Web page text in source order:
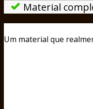
Material
Um material que